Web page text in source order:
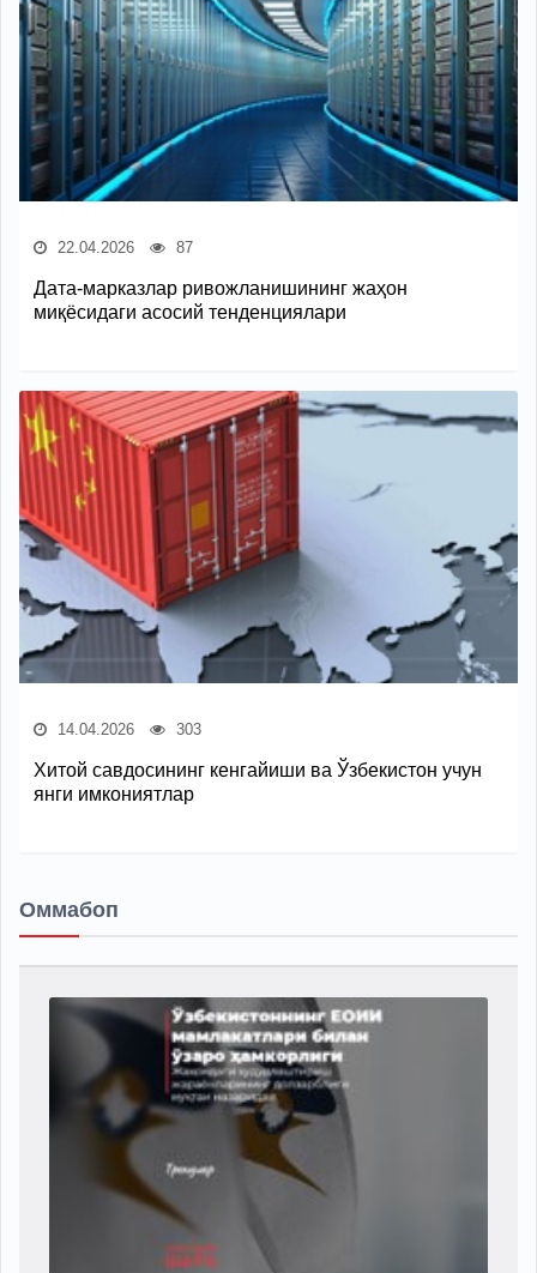
22.04.2026 87
Дата-марказлар ривожланишининг жаҳон
миқёсидаги асосий тенденциялари
14.04.2026 303
Хитой савдосининг кенгайиши ва Ўзбекистон учун
янги имкониятлар
Оммабоп